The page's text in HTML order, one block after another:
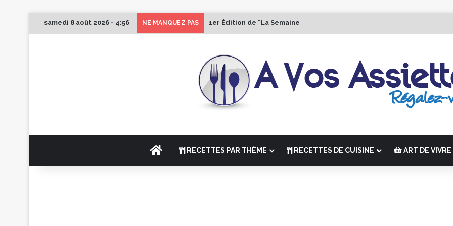
samedi 8 août 2026 - 4:56 NE MANQUEZ PAS 1er Édition de “La Semaine des Chefs” du 19 au 24 octobre 2026
ACCUEILRECETTES PAR THÈME RECETTES DE CUISINE ART DE VIVRE